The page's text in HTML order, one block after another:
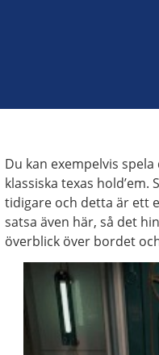
Du kan exempelvis
klassiska texas
tidigare och detta är ett
satsa även här, så det
överblick över bordet